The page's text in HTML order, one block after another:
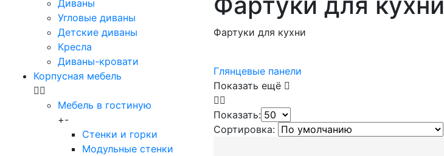
Диваны
Угловые диваны
Детские диваны
Кресла
Диваны-кровати
Корпусная мебель
Мебель в гостиную
+-
Стенки и горки
Модульные стенки
Фартуки для кухни
Глянцевые панели
Показать ещё
Показать:
Сортировка: